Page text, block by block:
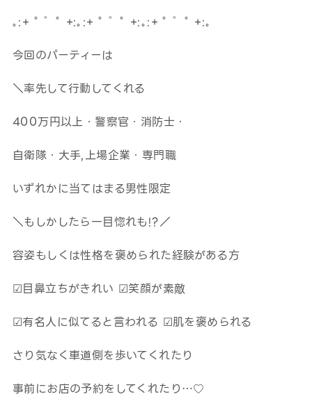
｡:+ ﾟ ゜ﾟ +:｡:+ ﾟ ゜ﾟ +:｡:+ ﾟ ゜ﾟ +:｡
今回のパーティーは
＼率先して行動してくれる
400万円以上・警察官・消防士・
自衛隊・大手,上場企業・専門職
いずれかに当てはまる男性限定
＼もしかしたら一目惚れも!?／
容姿もしくは性格を褒められた経験がある方
☑目鼻立ちがきれい ☑笑顔が素敵
☑有名人に似てると言われる ☑肌を褒められる
さり気なく車道側を歩いてくれたり
事前にお店の予約をしてくれたり…♡